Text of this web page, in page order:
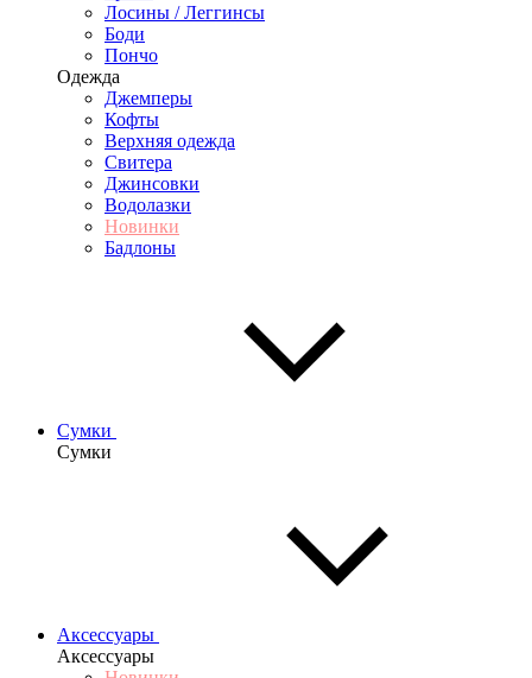
Лосины / Леггинсы
Боди
Пончо
Одежда
Джемперы
Кофты
Верхняя одежда
Свитера
Джинсовки
Водолазки
Новинки
Бадлоны
Сумки
Сумки
Аксессуары
Аксессуары